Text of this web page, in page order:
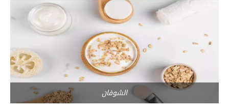
الشوفان